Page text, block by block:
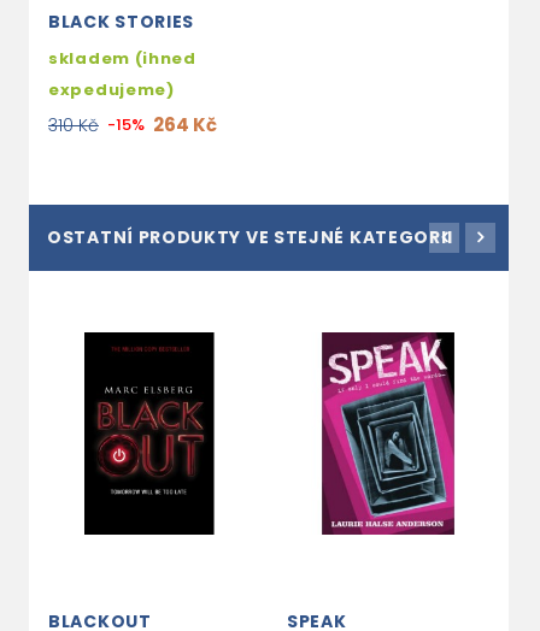
BLACK STORIES
skladem (ihned
expedujeme)
310 Kč -15% 264 Kč
OSTATNÍ PRODUKTY VE STEJNÉ KATEGORII
BLACKOUT SPEAK